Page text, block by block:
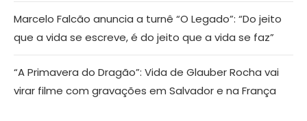
Marcelo Falcão anuncia a turnê “O Legado”: “Do jeito
que a vida se escreve, é do jeito que a vida se faz”
“A Primavera do Dragão”: Vida de Glauber Rocha vai
virar filme com gravações em Salvador e na França